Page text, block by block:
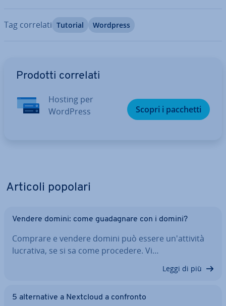
Tag correlati Tutorial Wordpress
Prodotti correlati
Hosting per
WordPress
Scopri i pacchetti
Articoli popolari
Vendere domini: come gua­da­gna­re con i domini?
Comprare e vendere domini può essere un'at­ti­vi­tà
lucrativa, se si sa come procedere. Vi…
Leggi di più
5 al­ter­na­ti­ve a Nextcloud a confronto